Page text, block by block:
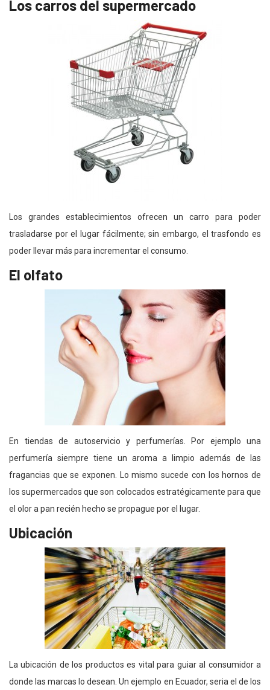
Los carros del supermercado
Los grandes establecimientos ofrecen un carro para poder
trasladarse por el lugar fácilmente; sin embargo, el trasfondo es
poder llevar más para incrementar el consumo.
El olfato
En tiendas de autoservicio y perfumerías. Por ejemplo una
perfumería siempre tiene un aroma a limpio además de las
fragancias que se exponen. Lo mismo sucede con los hornos de
los supermercados que son colocados estratégicamente para que
el olor a pan recién hecho se propague por el lugar.
Ubicación
La ubicación de los productos es vital para guiar al consumidor a
donde las marcas lo desean. Un ejemplo en Ecuador, seria el de los